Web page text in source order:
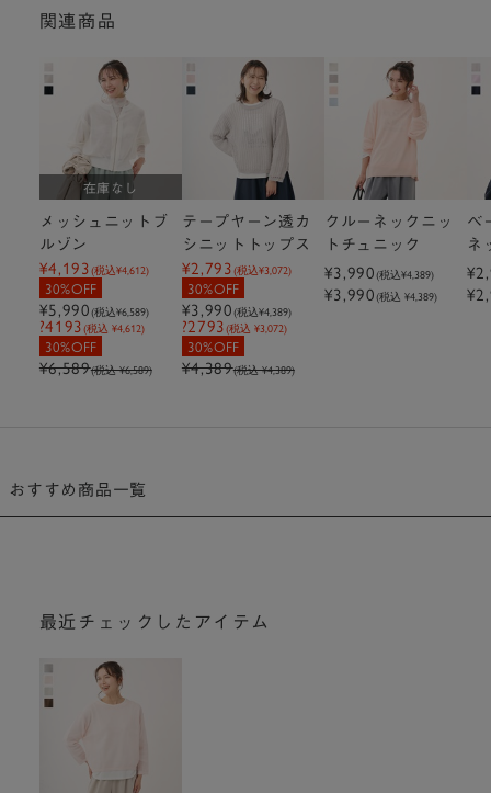
関連商品
在庫なし
メッシュニットブ
ルゾン
¥4,193(税込¥4,612)
30%OFF
¥5,990(税込¥6,589)
?4193(税込 ¥4,612)
30%OFF
¥6,589(税込 ¥6,589)
テープヤーン透カ
シニットトップス
¥2,793(税込¥3,072)
30%OFF
¥3,990(税込¥4,389)
?2793(税込 ¥3,072)
30%OFF
¥4,389(税込 ¥4,389)
クルーネックニッ
トチュニック
¥3,990(税込¥4,389)
¥3,990(税込 ¥4,389)
ベ
ネ
プ
おすすめ商品一覧
最近チェックしたアイテム